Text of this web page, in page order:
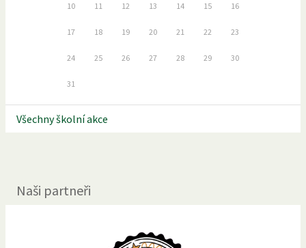
10 11 12 13 14 15 16
17 18 19 20 21 22 23
24 25 26 27 28 29 30
31
Všechny školní akce
Naši partneři